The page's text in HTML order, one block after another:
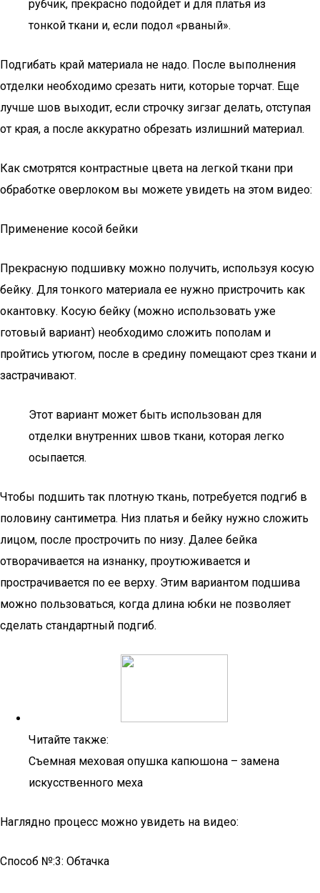
рубчик, прекрасно подойдет и для платья из
тонкой ткани и, если подол «рваный».
Подгибать край материала не надо. После выполнения
отделки необходимо срезать нити, которые торчат. Еще
лучше шов выходит, если строчку зигзаг делать, отступая
от края, а после аккуратно обрезать излишний материал.
Как смотрятся контрастные цвета на легкой ткани при
обработке оверлоком вы можете увидеть на этом видео:
Применение косой бейки
Прекрасную подшивку можно получить, используя косую
бейку. Для тонкого материала ее нужно пристрочить как
окантовку. Косую бейку (можно использовать уже
готовый вариант) необходимо сложить пополам и
пройтись утюгом, после в средину помещают срез ткани и
застрачивают.
Этот вариант может быть использован для
отделки внутренних швов ткани, которая легко
осыпается.
Чтобы подшить так плотную ткань, потребуется подгиб в
половину сантиметра. Низ платья и бейку нужно сложить
лицом, после прострочить по низу. Далее бейка
отворачивается на изнанку, проутюживается и
прострачивается по ее верху. Этим вариантом подшива
можно пользоваться, когда длина юбки не позволяет
сделать стандартный подгиб.
Читайте также:
Съемная меховая опушка капюшона – замена
искусственного меха
Наглядно процесс можно увидеть на видео:
Способ №:3: Обтачка